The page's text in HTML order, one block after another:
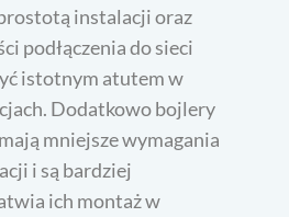
instalacji oraz
podłączenia do sieci
istotnym atutem w
Dodatkowo bojlery
mniejsze wymagania
i są bardziej
ich montaż w